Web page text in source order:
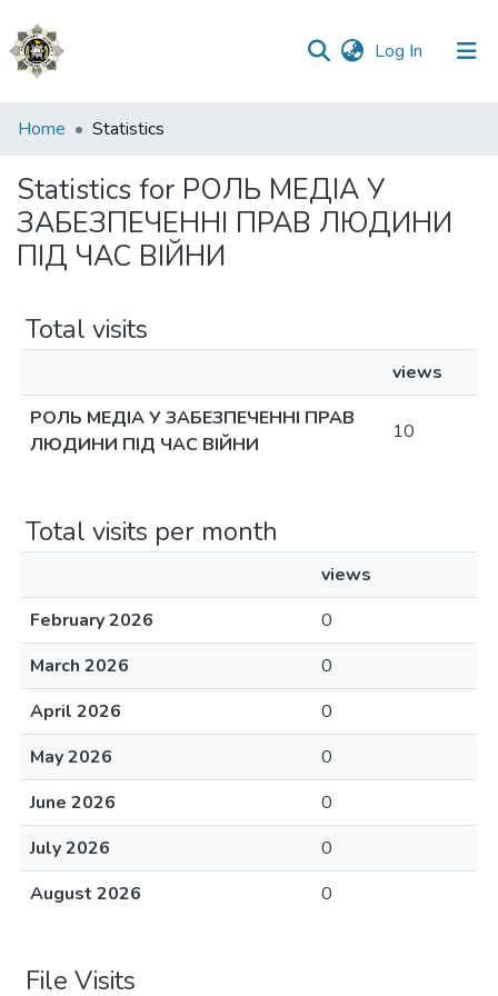
Log In (current)
Communities
Collections
All of DSpace
Home Statistics
Statistics for РОЛЬ МЕДІА У
ЗАБЕЗПЕЧЕННІ ПРАВ ЛЮДИНИ
ПІД ЧАС ВІЙНИ
Total visits
views
РОЛЬ МЕДІА У ЗАБЕЗПЕЧЕННІ ПРАВ
ЛЮДИНИ ПІД ЧАС ВІЙНИ
10
Total visits per month
views
February 2026
0
March 2026
0
April 2026
0
May 2026
0
June 2026
0
July 2026
0
August 2026
0
File Visits